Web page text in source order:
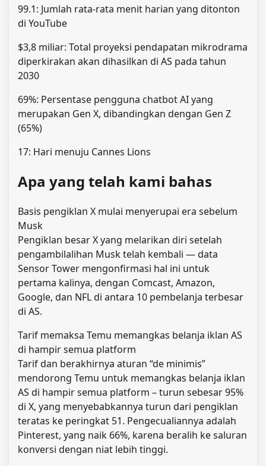
99.1: Jumlah rata-rata menit harian yang ditonton
di YouTube
$3,8 miliar: Total proyeksi pendapatan mikrodrama
diperkirakan akan dihasilkan di AS pada tahun
2030
69%: Persentase pengguna chatbot AI yang
merupakan Gen X, dibandingkan dengan Gen Z
(65%)
17: Hari menuju Cannes Lions
Apa yang telah kami bahas
Basis pengiklan X mulai menyerupai era sebelum
Musk
Pengiklan besar X yang melarikan diri setelah
pengambilalihan Musk telah kembali — data
Sensor Tower mengonfirmasi hal ini untuk
pertama kalinya, dengan Comcast, Amazon,
Google, dan NFL di antara 10 pembelanja terbesar
di AS.
Tarif memaksa Temu memangkas belanja iklan AS
di hampir semua platform
Tarif dan berakhirnya aturan “de minimis”
mendorong Temu untuk memangkas belanja iklan
AS di hampir semua platform – turun sebesar 95%
di X, yang menyebabkannya turun dari pengiklan
teratas ke peringkat 51. Pengecualiannya adalah
Pinterest, yang naik 66%, karena beralih ke saluran
konversi dengan niat lebih tinggi.